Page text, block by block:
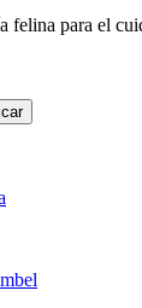
para el